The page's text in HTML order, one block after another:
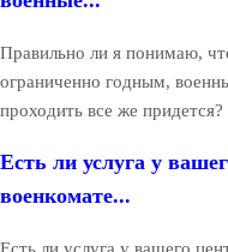
Правильно ли я понимаю,
ограниченно годным,
проходить все же придется?
Есть ли услуга у
военкомате...
Есть ли услуга у вашего
Мы в России
Бесплатная